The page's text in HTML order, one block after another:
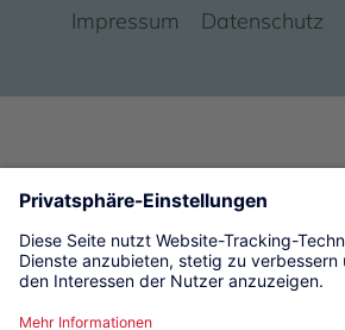
Impressum
Datenschutz